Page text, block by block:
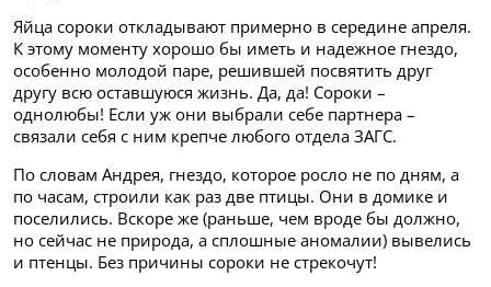
Яйца сороки откладывают примерно в середине апреля.
К этому моменту хорошо бы иметь и надежное гнездо,
особенно молодой паре, решившей посвятить друг
другу всю оставшуюся жизнь. Да, да! Сороки –
однолюбы! Если уж они выбрали себе партнера –
связали себя с ним крепче любого отдела ЗАГС.
По словам Андрея, гнездо, которое росло не по дням, а
по часам, строили как раз две птицы. Они в домике и
поселились. Вскоре же (раньше, чем вроде бы должно,
но сейчас не природа, а сплошные аномалии) вывелись
и птенцы. Без причины сороки не стрекочут!